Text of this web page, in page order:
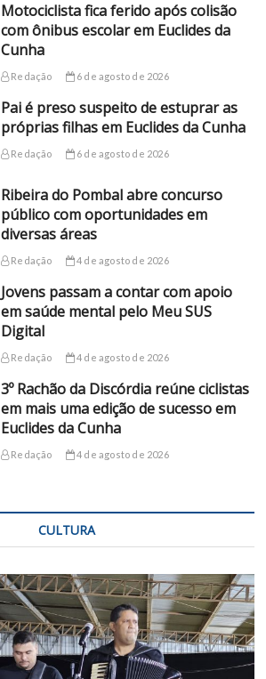
Motociclista fica ferido após colisão
com ônibus escolar em Euclides da
Cunha
Redação 6 de agosto de 2026
Pai é preso suspeito de estuprar as
próprias filhas em Euclides da Cunha
Redação 6 de agosto de 2026
Ribeira do Pombal abre concurso
público com oportunidades em
diversas áreas
Redação 4 de agosto de 2026
Jovens passam a contar com apoio
em saúde mental pelo Meu SUS
Digital
Redação 4 de agosto de 2026
3º Rachão da Discórdia reúne ciclistas
em mais uma edição de sucesso em
Euclides da Cunha
Redação 4 de agosto de 2026
CULTURA